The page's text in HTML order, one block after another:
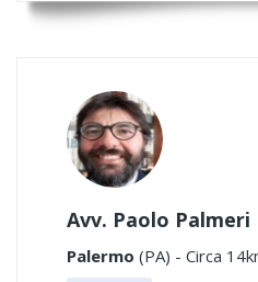
Avv. Paolo Palmeri
Palermo (PA) - Circa